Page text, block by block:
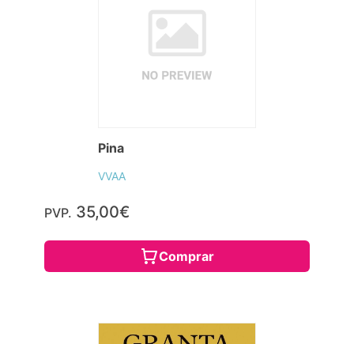
Pina
VVAA
PVP. 35,00€
Comprar